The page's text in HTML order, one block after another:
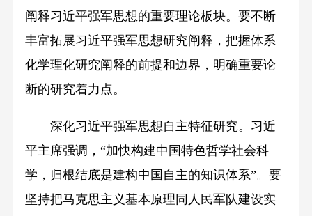
阐释习近平强军思想的重要理论板块。要不断
丰富拓展习近平强军思想研究阐释，把握体系
化学理化研究阐释的前提和边界，明确重要论
断的研究着力点。
深化习近平强军思想自主特征研究。习近
平主席强调，“加快构建中国特色哲学社会科
学，归根结底是建构中国自主的知识体系”。要
坚持把马克思主义基本原理同人民军队建设实